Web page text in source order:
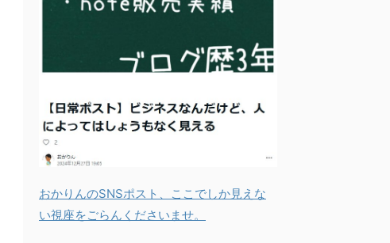
おかりんのSNSポスト、ここでしか見えな
い視座をごらんくださいませ。